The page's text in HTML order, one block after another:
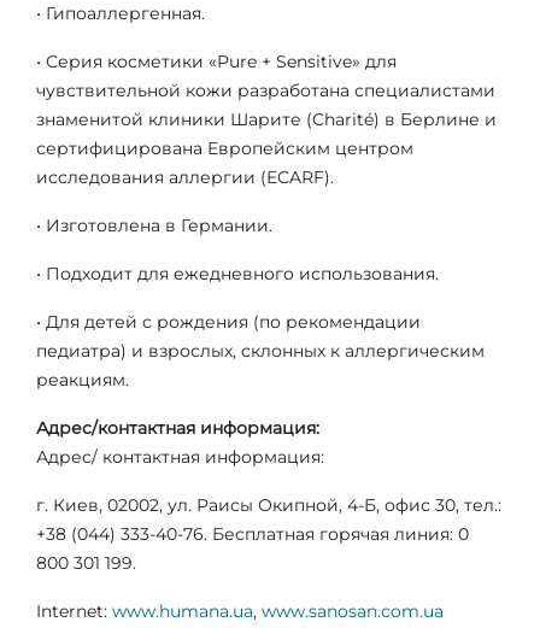
• Гипоаллергенная.
• Серия косметики «Pure + Sensitive» для
чувствительной кожи разработана специалистами
знаменитой клиники Шарите (Charité) в Берлине и
сертифицирована Европейским центром
исследования аллергии (ECARF).
• Изготовлена в Германии.
• Подходит для ежедневного использования.
• Для детей с рождения (по рекомендации
педиатра) и взрослых, склонных к аллергическим
реакциям.
Адрес/контактная информация:
Адрес/ контактная информация:
г. Киев, 02002, ул. Раисы Окипной, 4-Б, офис 30, тел.:
+38 (044) 333-40-76. Бесплатная горячая линия: 0
800 301 199.
Internet: www.humana.ua, www.sanosan.com.ua